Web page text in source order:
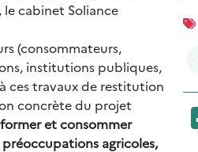
cabinet Soliance
(consommateurs,
institutions publiques,
ces travaux de restitution
concrète du projet
et consommer
agricoles,